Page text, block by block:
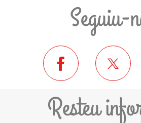
Seguiu-
Resteu